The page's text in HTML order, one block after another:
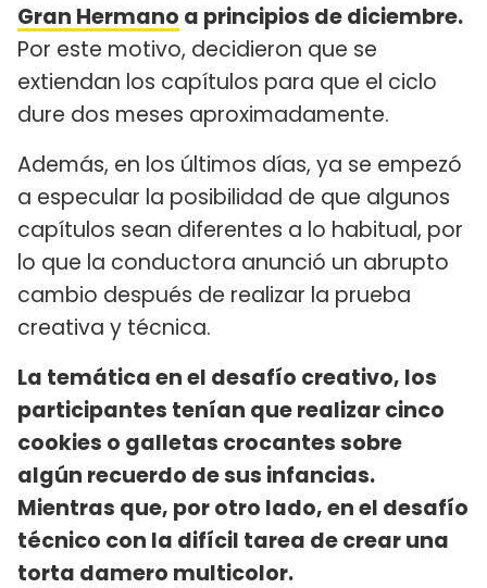
Gran Hermano a principios de diciembre.
Por este motivo, decidieron que se
extiendan los capítulos para que el ciclo
dure dos meses aproximadamente.
Además, en los últimos días, ya se empezó
a especular la posibilidad de que algunos
capítulos sean diferentes a lo habitual, por
lo que la conductora anunció un abrupto
cambio después de realizar la prueba
creativa y técnica.
La temática en el desafío creativo, los
participantes tenían que realizar cinco
cookies o galletas crocantes sobre
algún recuerdo de sus infancias.
Mientras que, por otro lado, en el desafío
técnico con la difícil tarea de crear una
torta damero multicolor.